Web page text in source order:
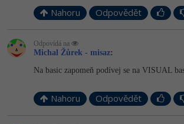
Nahoru Odpovědět
Odpovídá na
Michal Žůrek - misaz:
Na basic zapomeň podívej se na VISUAL
Nahoru Odpovědět